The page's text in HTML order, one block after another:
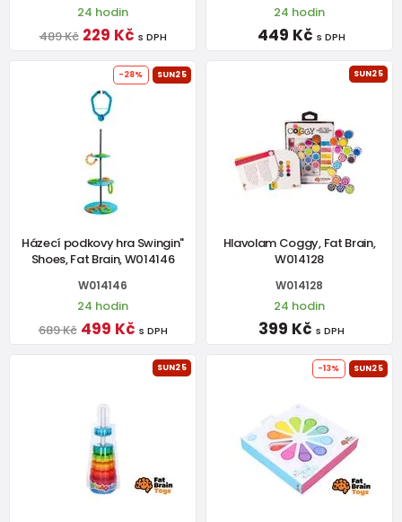
24 hodin
489 Kč 229 Kč s DPH
24 hodin
449 Kč s DPH
-28% SUN25
Házecí podkovy hra Swingin"
Shoes, Fat Brain, W014146
W014146
24 hodin
689 Kč 499 Kč s DPH
SUN25
Hlavolam Coggy, Fat Brain,
W014128
W014128
24 hodin
399 Kč s DPH
SUN25 -13% SUN25